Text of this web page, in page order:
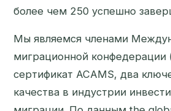
более чем 250 успешно
Мы являемся членами
миграционной
сертификат ACAMS, два
качества в индустрии